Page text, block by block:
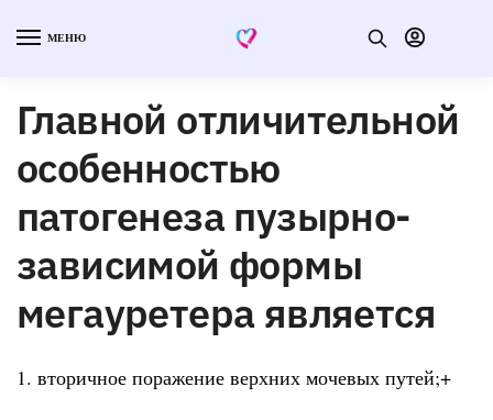
МЕНЮ
Главной отличительной
особенностью
патогенеза пузырно-
зависимой формы
мегауретера является
1. вторичное поражение верхних мочевых путей;+